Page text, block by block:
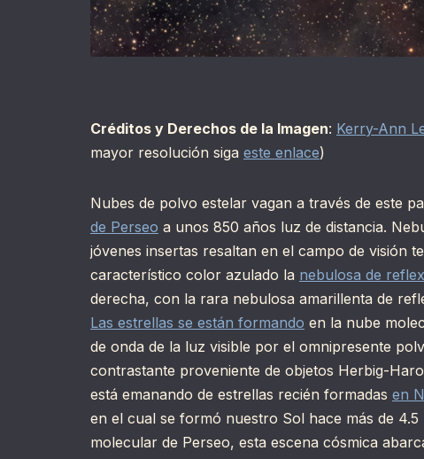
Créditos y Derechos de la Imagen: Kerry-Ann
mayor resolución siga este enlace)
Nubes de polvo estelar vagan a través de este
de Perseo a unos 850 años luz de distancia.
jóvenes insertas resaltan en el campo de visión
característico color azulado la nebulosa de
derecha, con la rara nebulosa amarillenta de
Las estrellas se están formando en la nube
de onda de la luz visible por el omnipresente
contrastante proveniente de objetos Herbig-
está emanando de estrellas recién formadas en
en el cual se formó nuestro Sol hace más de
molecular de Perseo, esta escena cósmica